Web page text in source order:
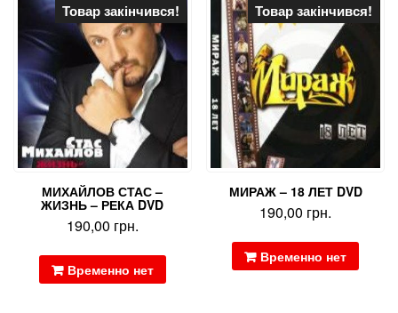
Товар закінчився!
МИХАЙЛОВ СТАС –
ЖИЗНЬ – РЕКА DVD
190,00 грн.
Временно нет
Товар закінчився!
МИРАЖ – 18 ЛЕТ DVD
190,00 грн.
Временно нет